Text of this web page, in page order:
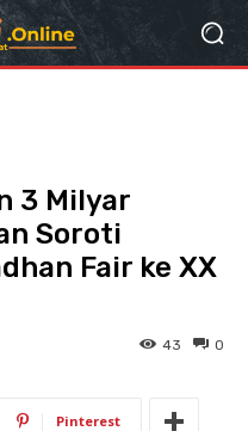
3 Milyar
Soroti
Fair ke XX
0
43
Pinterest